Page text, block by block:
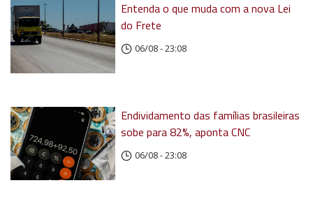
Entenda o que muda com a nova Lei
do Frete
06/08 - 23:08
Endividamento das famílias brasileiras
sobe para 82%, aponta CNC
06/08 - 23:08